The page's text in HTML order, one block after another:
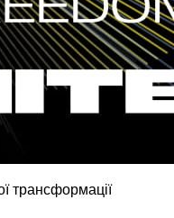
трансформації